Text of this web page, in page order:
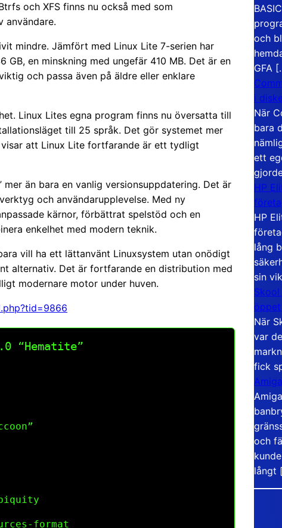
och XFS finns nu också med som
användare.
mindre. Jämfört med Linux Lite 7-serien har
en minskning med ungefär 410 MB. Det är en
och passa även på äldre eller enklare
Linux Lites egna program finns nu översatta till
till 25 språk. Det gör systemet mer
att Linux Lite fortfarande är ett tydligt
än bara en vanlig versionsuppdatering. Det är
och användarupplevelse. Med ny
kärnor, förbättrat spelstöd och en
enkelhet med modern teknik.
vill ha ett lättanvänt Linuxsystem utan onödigt
alternativ. Det är fortfarande en distribution med
modernare motor under huven.
“Hematite”
format
och
GFA
i
När
bara
ett
HP
HP
lång
sin
När
var
fick
och
långt